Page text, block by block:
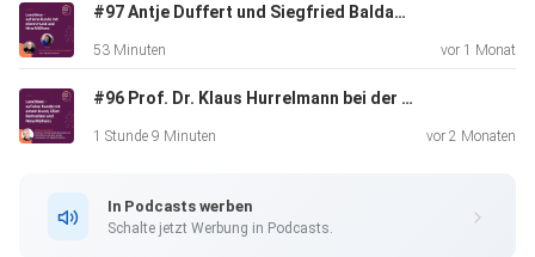
#97 Antje Duffert und Siegfried Baldauf bei der #lunchbox
53 Minuten vor 1 Monat
#96 Prof. Dr. Klaus Hurrelmann bei der #lunchbox
1 Stunde 9 Minuten vor 2 Monaten
In Podcasts werben
Schalte jetzt Werbung in Podcasts.